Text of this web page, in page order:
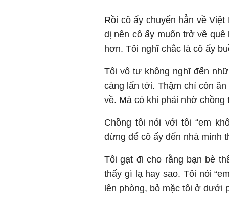
Rồi cô ấy chuyển hẳn về
dị nên cô ấy muốn trở về
hơn. Tôi nghĩ chắc là cô ấy
Tôi vô tư không nghĩ đến
càng lấn tới. Thậm chí còn
về. Mà có khi phải nhờ chồng
Chồng tôi nói với tôi “em
đừng để cô ấy đến nhà mình
Tôi gạt đi cho rằng bạn bè
thấy gì lạ hay sao. Tôi nói
lên phòng, bỏ mặc tôi ở dưới